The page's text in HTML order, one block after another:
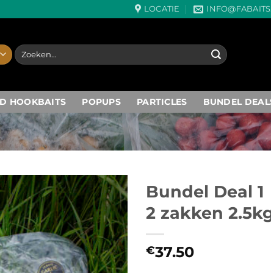
LOCATIE
Zoeken
naar:
HOOKBAITS POPUPS PARTICLES BUNDEL
Toevoegen
aan
wenslijst
Bundel Deal 1
2 zakken
€37.50